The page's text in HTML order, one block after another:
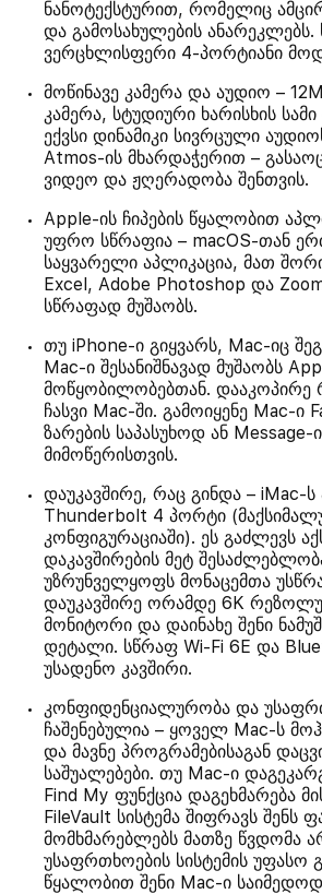
ნანოტექსტურით, რომელიც
და გამოსახულების ანარეკლებს.
ვერცხლისფერი 4-პორტიანი
მოწინავე კამერა და აუდიო –
კამერა, სტუდიური ხარისხის
ექვსი დინამიკი სივრცული
Atmos-ის მხარდაჭერით –
ვიდეო და ჟღერადობა შენთვის.
Apple-ის ჩიპების წყალობით
უფრო სწრაფია – macOS-თან
საყვარელი აპლიკაცია, მათ
Excel, Adobe Photoshop და
სწრაფად მუშაობს.
თუ iPhone-ი გიყვარს, Mac-იც
Mac-ი შესანიშნავად მუშაობს
მოწყობილობებთან. დააკოპირე
ჩასვი Mac-ში. გამოიყენე Mac-ი
ზარების საპასუხოდ ან Message-
მიმოწერისთვის.
დაუკავშირე, რაც გინდა – iMac-ს
Thunderbolt 4 პორტი
კონფიგურაციაში). ეს გაძლევს
დაკავშირების მეტ
უზრუნველყოფს მონაცემთა
დაუკავშირე ორამდე 6K
მონიტორი და დაინახე შენი
დეტალი. სწრაფ Wi-Fi 6E და
უსადენო კავშირი.
კონფიდენციალურობა და
ჩაშენებულია – ყოველ Mac-ს
და მავნე პროგრამებისაგან
საშუალებები. თუ Mac-ი
Find My ფუნქცია დაგეხმარება
FileVault სისტემა შიფრავს შენს
მომხმარებლებს მათზე წვდომა
უსაფრთხოების სისტემის უფასო
წყალობით შენი Mac-ი